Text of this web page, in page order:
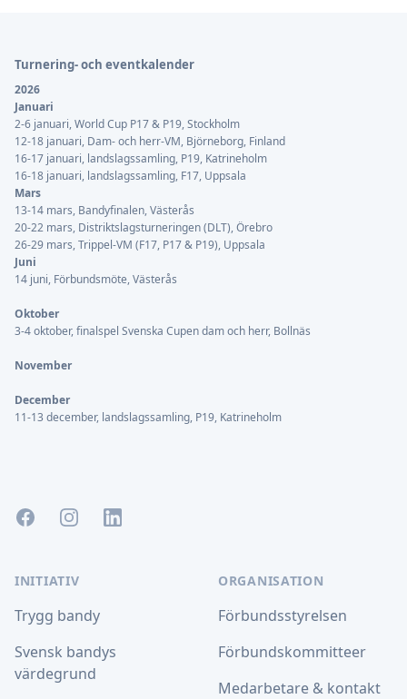
Turnering- och eventkalender
2026
Januari
2-6 januari, World Cup P17 & P19, Stockholm
12-18 januari, Dam- och herr-VM, Björneborg, Finland
16-17 januari, landslagssamling, P19, Katrineholm
16-18 januari, landslagssamling, F17, Uppsala
Mars
13-14 mars, Bandyfinalen, Västerås
20-22 mars, Distriktslagsturneringen (DLT), Örebro
26-29 mars, Trippel-VM (F17, P17 & P19), Uppsala
Juni
14 juni, Förbundsmöte, Västerås
Oktober
3-4 oktober, finalspel Svenska Cupen dam och herr, Bollnäs
November
December
11-13 december, landslagssamling, P19, Katrineholm
FacebookInstagramLinkedIn
INITIATIV
Trygg bandy
Svensk bandys
värdegrund
ORGANISATION
Förbundsstyrelsen
Förbundskommitteer
Medarbetare & kontakt